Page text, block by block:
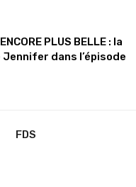
PLUS BELLE : la
dans l’épisode
FDS